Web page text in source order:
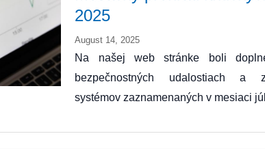
2025
August 14, 2025
Na našej web stránke boli
bezpečnostných udalostiach a
systémov zaznamenaných v mesiaci